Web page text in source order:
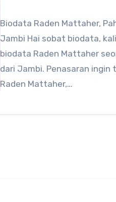
Biodata Raden Mattaher,
Jambi Hai sobat biodata,
biodata Raden Mattaher
dari Jambi. Penasaran
Raden Mattaher,…